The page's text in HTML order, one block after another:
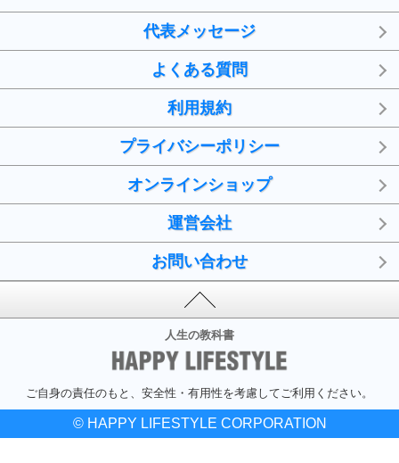
代表メッセージ
よくある質問
利用規約
プライバシーポリシー
オンラインショップ
運営会社
お問い合わせ
人生の教科書
ご自身の責任のもと、安全性・有用性を考慮してご利用ください。
© HAPPY LIFESTYLE CORPORATION